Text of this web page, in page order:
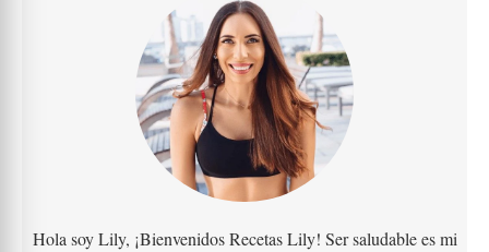
Hola soy Lily, ¡Bienvenidos Recetas Lily! Ser saludable es mi